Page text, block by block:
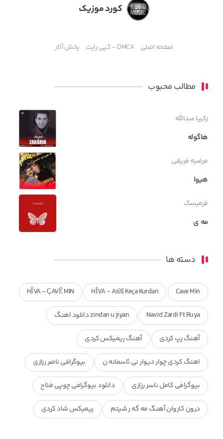
کورد موزیک
صفحه اصلی DMCA – کپی رایت پخش آثار
مطالب محبوب
زکریا عبدالله
هاگوله
مرضیه فریقی
هیوا
فرمیسک
مه ی
دسته ها
Cave Min
HÎVA - Asîtî Keça Kurdan
HÎVA - ÇAVÊ MIN
Navid Zardi Ft Ruya zindan u jiyan دانلود اهنگ
آهنگ رپ کردی آهنگ ریمیکس کردی
اهنگ کردی چوار دیوار نی ئاسمانه ن بیوگرافی ناصر رزازی
بیوگرافی کامل ناسر رزازی دانلود بیوگرافی چوپی فتاح
درون کاروان آهنگ مه گه ر شیتم ریمیکس شاد کردی